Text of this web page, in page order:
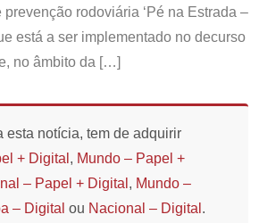
rodoviária ‘Pé na Estrada –
está a ser implementado no decurso
no âmbito da […]
esta notícia, tem de adquirir
+ Digital , Mundo – Papel +
– Papel + Digital , Mundo –
– Digital ou Nacional – Digital .